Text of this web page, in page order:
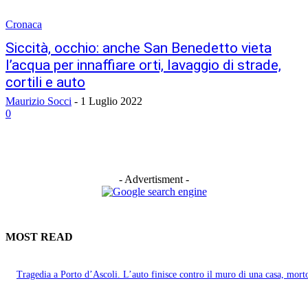
Cronaca
Siccità, occhio: anche San Benedetto vieta
l’acqua per innaffiare orti, lavaggio di strade,
cortili e auto
Maurizio Socci - 1 Luglio 2022
0
- Advertisment -
MOST READ
Tragedia a Porto d’Ascoli. L’auto finisce contro il muro di una casa,